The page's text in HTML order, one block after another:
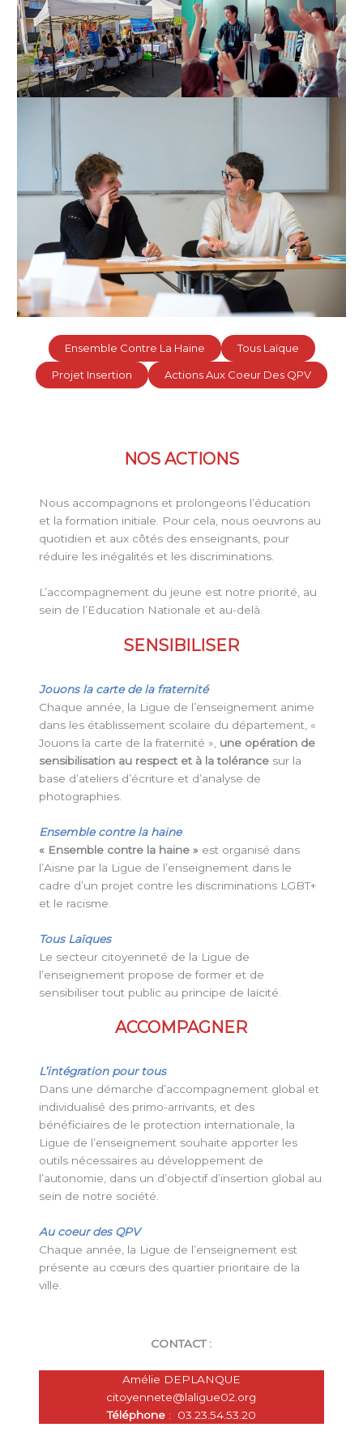
Ensemble Contre La Haine Tous Laïque
Projet Insertion Actions Aux Coeur Des QPV
NOS ACTIONS
Nous accompagnons et prolongeons l’éducation
et la formation initiale. Pour cela, nous oeuvrons au
quotidien et aux côtés des enseignants, pour
réduire les inégalités et les discriminations.
L’accompagnement du jeune est notre priorité, au
sein de l’Education Nationale et au-delà.
SENSIBILISER
Jouons la carte de la fraternité
Chaque année, la Ligue de l’enseignement anime
dans les établissement scolaire du département, «
Jouons la carte de la fraternité », une opération de
sensibilisation au respect et à la tolérance sur la
base d’ateliers d’écriture et d’analyse de
photographies.
Ensemble contre la haine
« Ensemble contre la haine » est organisé dans
l’Aisne par la Ligue de l’enseignement dans le
cadre d’un projet contre les discriminations LGBT+
et le racisme.
Tous Laïques
Le secteur citoyenneté de la Ligue de
l’enseignement propose de former et de
sensibiliser tout public au principe de laïcité.
ACCOMPAGNER
L’intégration pour tous
Dans une démarche d’accompagnement global et
individualisé des primo-arrivants, et des
bénéficiaires de le protection internationale, la
Ligue de l’enseignement souhaite apporter les
outils nécessaires au développement de
l’autonomie, dans un d’objectif d’insertion global au
sein de notre société.
Au coeur des QPV
Chaque année, la Ligue de l’enseignement est
présente au cœurs des quartier prioritaire de la
ville.
CONTACT :
Amélie DEPLANQUE
citoyennete@laligue02.org
Téléphone : 03.23.54.53.20